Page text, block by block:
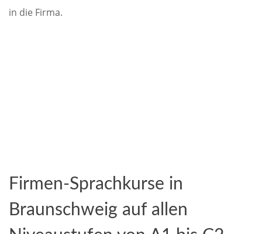
in die Firma.
Firmen-Sprachkurse in
Braunschweig auf allen